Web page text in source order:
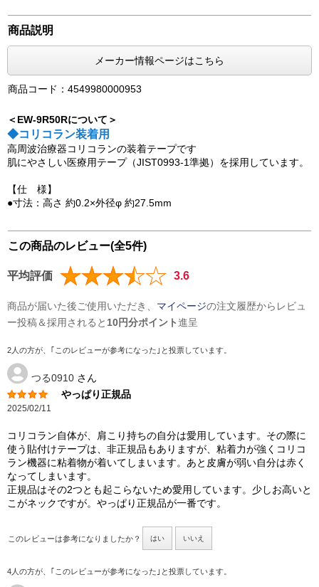
商品説明
メーカー情報ページはこちら
商品コード：4549980000953
＜EW-9R50Rについて＞
◆コリコラン装着用
高周波治療器コリコランの装着テープです
肌にやさしい医療用テープ（JIST0993-1準拠）を採用しています。
【仕 様】
●寸法：高さ 約0.2×外径φ 約27.5mm
この商品のレビュー(全5件)
平均評価 3.6
商品が届いた後ご使用いただき、 マイページの注文履歴からレビュ
ー投稿＆採用されると 10円分ポイント進呈
2人の方が、｢このレビューが参考になった｣と投票しています。
つる0910 さん
やっぱり正規品
2025/02/11
コリコラン自体が、肩こり持ちの自分は愛用しています。その際に
使う貼付けテープは、非正規品もありますが、粘着力が強くコリコ
ラン機器に粘着物が着いてしまいます。あと皮膚が弱い自分は赤く
なってしまいます。
正規品はその2つとも起こらないため愛用しています。少しお高いと
こがネックですが。やっぱり正規品が一番です。
このレビューは参考になりましたか？ はい いいえ
4人の方が、｢このレビューが参考になった｣と投票しています。